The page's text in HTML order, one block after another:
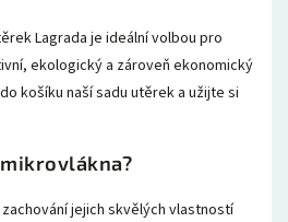
Lagrada je ideální volbou pro
ekologický a zároveň ekonomický
košíku naší sadu utěrek a užijte si
jejich skvělých vlastností